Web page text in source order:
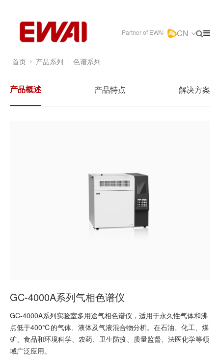
Partner of EWAI CN
首页 产品系列 色谱系列
产品概述 产品特点 解决方案
GC-4000A系列气相色谱仪
GC-4000A系列实验室多用途气相色谱仪，适用于永久性气体和沸
点低于400℃的气体、液体及气液混合物分析。在石油、化工、煤
矿、食品和环境科学、农药、卫生防疫、质量监督、法医化学等领
域广泛应用。